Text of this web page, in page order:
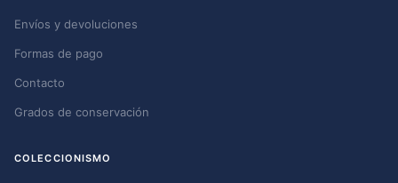
Envíos y devoluciones
Formas de pago
Contacto
Grados de conservación
COLECCIONISMO